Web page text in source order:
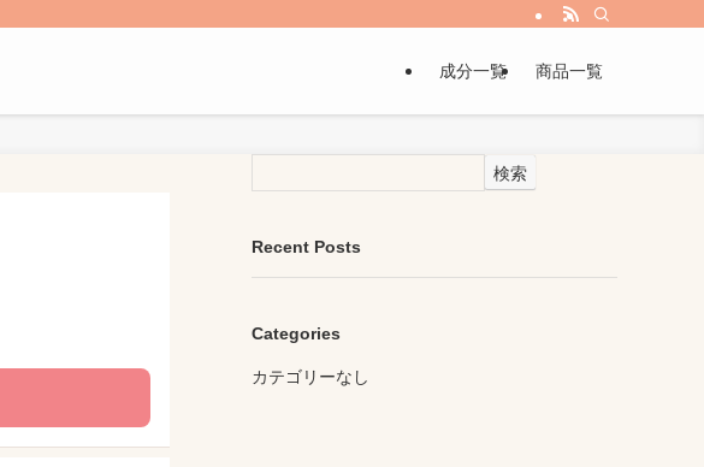
成分一覧 商品一覧
検索
Recent Posts
Categories
カテゴリーなし